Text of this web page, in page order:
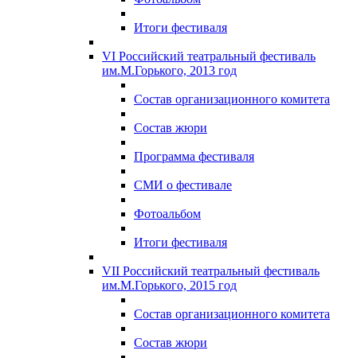
Итоги фестиваля
VI Российский театральный фестиваль
им.М.Горького, 2013 год
Состав организационного комитета
Состав жюри
Программа фестиваля
СМИ о фестивале
Фотоальбом
Итоги фестиваля
VII Российский театральный фестиваль
им.М.Горького, 2015 год
Состав организационного комитета
Состав жюри